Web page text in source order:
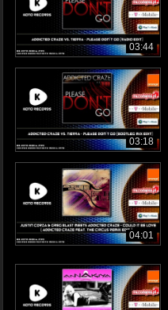
03:44
03:18
04:01